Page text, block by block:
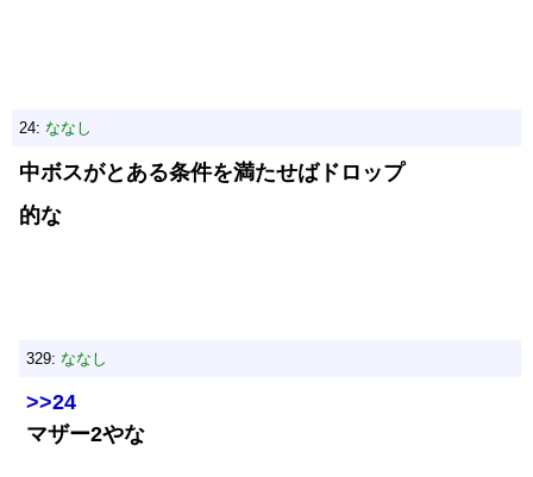
24: ななし
中ボスがとある条件を満たせばドロップ
的な
329: ななし
>>24
マザー2やな